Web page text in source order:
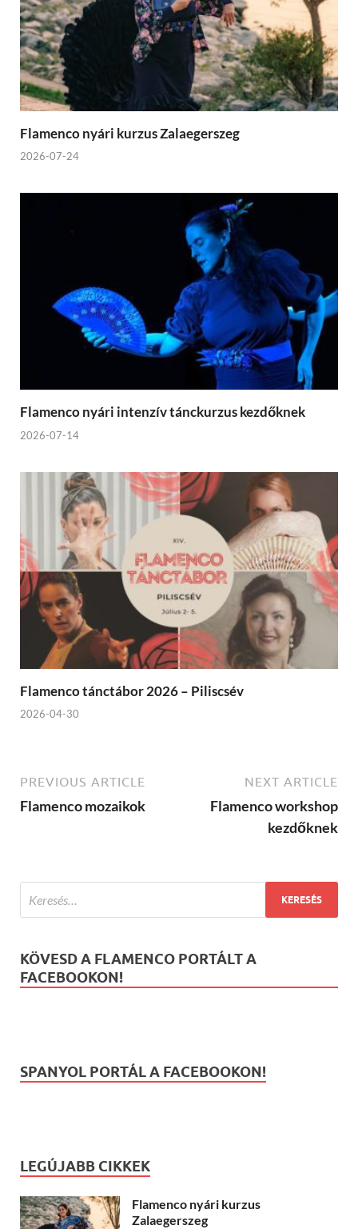
Flamenco nyári kurzus Zalaegerszeg
2026-07-24
Flamenco nyári intenzív tánckurzus kezdőknek
2026-07-14
Flamenco tánctábor 2026 – Piliscsév
2026-04-30
PREVIOUS ARTICLE
Flamenco mozaikok
NEXT ARTICLE
Flamenco workshop
kezdőknek
KÖVESD A FLAMENCO PORTÁLT A
FACEBOOKON!
SPANYOL PORTÁL A FACEBOOKON!
LEGÚJABB CIKKEK
Flamenco nyári kurzus
Zalaegerszeg